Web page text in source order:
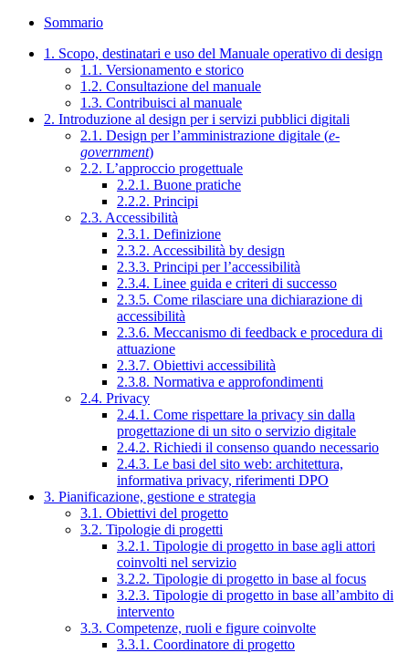
Sommario
1. Scopo, destinatari e uso del Manuale operativo di design
1.1. Versionamento e storico
1.2. Consultazione del manuale
1.3. Contribuisci al manuale
2. Introduzione al design per i servizi pubblici digitali
2.1. Design per l’amministrazione digitale (e-
government)
2.2. L’approccio progettuale
2.2.1. Buone pratiche
2.2.2. Principi
2.3. Accessibilità
2.3.1. Definizione
2.3.2. Accessibilità by design
2.3.3. Principi per l’accessibilità
2.3.4. Linee guida e criteri di successo
2.3.5. Come rilasciare una dichiarazione di
accessibilità
2.3.6. Meccanismo di feedback e procedura di
attuazione
2.3.7. Obiettivi accessibilità
2.3.8. Normativa e approfondimenti
2.4. Privacy
2.4.1. Come rispettare la privacy sin dalla
progettazione di un sito o servizio digitale
2.4.2. Richiedi il consenso quando necessario
2.4.3. Le basi del sito web: architettura,
informativa privacy, riferimenti DPO
3. Pianificazione, gestione e strategia
3.1. Obiettivi del progetto
3.2. Tipologie di progetti
3.2.1. Tipologie di progetto in base agli attori
coinvolti nel servizio
3.2.2. Tipologie di progetto in base al focus
3.2.3. Tipologie di progetto in base all’ambito di
intervento
3.3. Competenze, ruoli e figure coinvolte
3.3.1. Coordinatore di progetto